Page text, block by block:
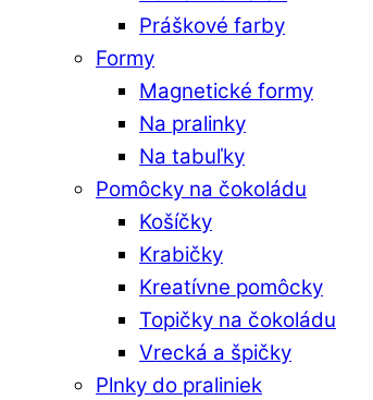
Práškové farby
Formy
Magnetické formy
Na pralinky
Na tabuľky
Pomôcky na čokoládu
Košíčky
Krabičky
Kreatívne pomôcky
Topičky na čokoládu
Vrecká a špičky
Plnky do praliniek